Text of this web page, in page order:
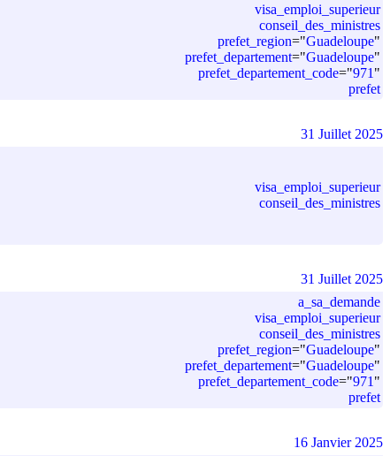
visa_emploi_superieur
conseil_des_ministres
prefet_region="Guadeloupe"
prefet_departement="Guadeloupe"
prefet_departement_code="971 "
prefet
visa_emploi_superieur
conseil_des_ministres
31 Juillet 2025
a_sa_demande
visa_emploi_superieur
conseil_des_ministres
prefet_region="Guadeloupe"
prefet_departement="Guadeloupe"
prefet_departement_code="971 "
prefet
31 Juillet 2025
16 Janvier 2025